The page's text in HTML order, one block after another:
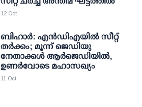
12 Oct
ബിഹാര്‍: എന്‍ഡിഎയില്‍ സീറ്റ്
തര്‍ക്കം; മൂന്ന് ജെഡിയു
നേതാക്കള്‍ ആര്‍ജെഡിയില്‍,
ഉണര്‍വോടെ മഹാസഖ്യം
11 Oct